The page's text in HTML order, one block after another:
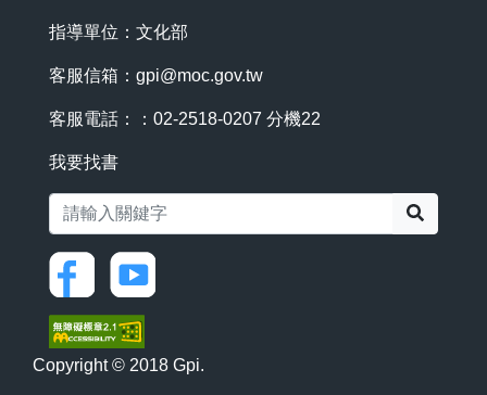
指導單位：文化部
客服信箱： gpi@moc.gov.tw
客服電話：：02-2518-0207 分機22
我要找書
Copyright © 2018 Gpi.